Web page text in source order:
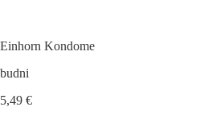
Einhorn Kondome
budni
5,49 €